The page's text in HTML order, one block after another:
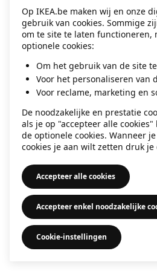
Op IKEA.be maken wij en onze
gebruik van cookies. Sommige
om te site te laten functioneren,
optionele cookies:
Om het gebruik van de site
Voor het personaliseren van
Voor reclame, marketing en
De noodzakelijke en prestatie
als je op "accepteer alle
de optionele cookies. Wanneer
cookies je aan wilt zetten druk
Accepteer alle cookies
Accepteer enkel noodzakelijke
Cookie-instellingen